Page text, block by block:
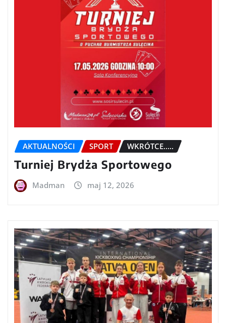
AKTUALNOŚCI SPORT WKRÓTCE.....
Turniej Brydża Sportowego
Madman maj 12, 2026